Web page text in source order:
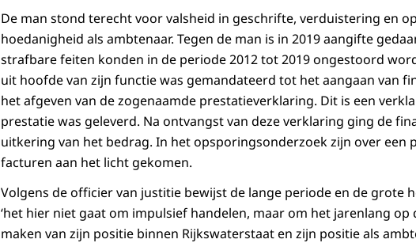
De man stond terecht voor valsheid in geschrifte, verduistering en
hoedanigheid als ambtenaar. Tegen de man is in 2019 aangifte
strafbare feiten konden in de periode 2012 tot 2019 ongestoord
uit hoofde van zijn functie was gemandateerd tot het aangaan van
het afgeven van de zogenaamde prestatieverklaring. Dit is een
prestatie was geleverd. Na ontvangst van deze verklaring ging de
uitkering van het bedrag. In het opsporingsonderzoek zijn over een
facturen aan het licht gekomen.
Volgens de officier van justitie bewijst de lange periode en de grote
‘het hier niet gaat om impulsief handelen, maar om het jarenlang
maken van zijn positie binnen Rijkswaterstaat en zijn positie als